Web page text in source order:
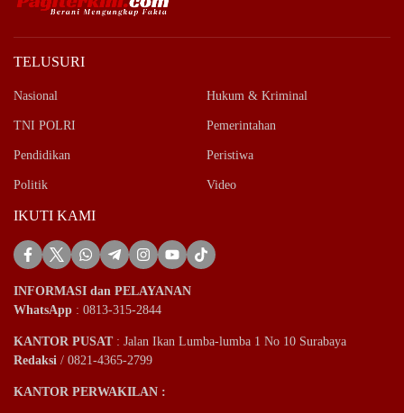
TELUSURI
Nasional Hukum & Kriminal
TNI POLRI Pemerintahan
Pendidikan Peristiwa
Politik Video
IKUTI KAMI
INFORMASI dan PELAYANAN
WhatsApp : 0813-315-2844
KANTOR PUSAT: Jalan Ikan Lumba-lumba 1 No 10 Surabaya
Redaksi / 0821-4365-2799
KANTOR PERWAKILAN :